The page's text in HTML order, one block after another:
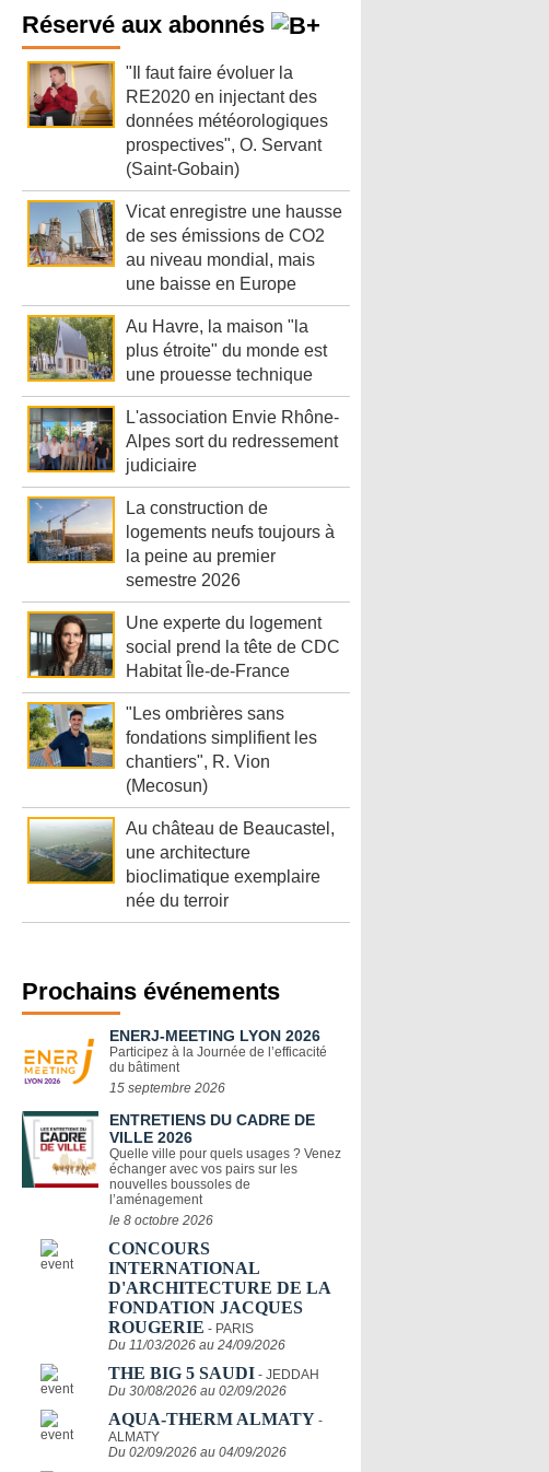
Réservé aux abonnés
"Il faut faire évoluer la
RE2020 en injectant des
données météorologiques
prospectives", O. Servant
(Saint-Gobain)
Vicat enregistre une hausse
de ses émissions de CO2
au niveau mondial, mais
une baisse en Europe
Au Havre, la maison "la
plus étroite" du monde est
une prouesse technique
L'association Envie Rhône-
Alpes sort du redressement
judiciaire
La construction de
logements neufs toujours à
la peine au premier
semestre 2026
Une experte du logement
social prend la tête de CDC
Habitat Île-de-France
"Les ombrières sans
fondations simplifient les
chantiers", R. Vion
(Mecosun)
Au château de Beaucastel,
une architecture
bioclimatique exemplaire
née du terroir
Prochains événements
ENERJ-MEETING LYON 2026
Participez à la Journée de l’efficacité
du bâtiment
15 septembre 2026
ENTRETIENS DU CADRE DE
VILLE 2026
Quelle ville pour quels usages ? Venez
échanger avec vos pairs sur les
nouvelles boussoles de
l’aménagement
le 8 octobre 2026
CONCOURS
INTERNATIONAL
D'ARCHITECTURE DE LA
FONDATION JACQUES
ROUGERIE - PARIS
Du 11/03/2026 au 24/09/2026
THE BIG 5 SAUDI - JEDDAH
Du 30/08/2026 au 02/09/2026
AQUA-THERM ALMATY -
ALMATY
Du 02/09/2026 au 04/09/2026